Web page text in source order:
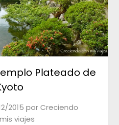
Plateado de
2015 porCreciendo
viajes